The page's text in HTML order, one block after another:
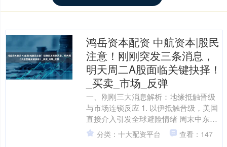
鸿岳资本配资 中航资本|股民
注意！刚刚突发三条消息，
明天周二A股面临关键抉择！
_买卖_市场_反弹
一、刚刚三大消息解析：地缘抵触晋级
与市场连锁反应 1. 以伊抵触晋级，美国
直接介入引发全球避险情绪 周末中东形
势又晋级了！美国忽然宣布对伊朗施行
针对性军事冲击，....
分类：十大配资平台 查看：147